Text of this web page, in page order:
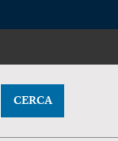
CERCA